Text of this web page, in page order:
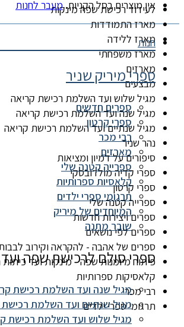
לעידוד רכישת שפה מינקות
מארז התמודדות
מארז ללידה
מארז משפחתי
מארזים
מבצעים
מגיל שלוש ועד השלמת רכישת קריאה
מגיל שנה ועד השלמת רכישת קריאה
מגיל שנתיים ועד השלמת רכישת קריאה
נהר שניר
סיפורים על דמיון ומציאות
ספרי קדיה מולדובסקי
ספרי קרטון
ספרייה קטנה שלי
ספרים ויצירות חדשות
ספרים לפי נושאים
ספרים של אהבה - להקראה וקירוב לבבות
פיתוח מיומנות שפה - מינקות ועד כיתות
קלאסיקות ספרותיות
רבי מכר
תרגומי ספרי ילדים
אין מוצרים בסל הקניות. מעבר לחנות
חנות
ספרי מיריק שניר
ספרים חדשים
ספרי קרטון
רבי מכר
מארזים
ספרייה קטנה שלי
קלאסיות ספרותיות
תרגומי ספרי ילדים
המיוחדים של מיריק
שובר מתנה
ספרי סולם לרכישת שפה
מגיל שנה ועד השלמת רכישת
מגיל שנתיים ועד השלמת
מגיל שלוש ועד השלמת רכישת